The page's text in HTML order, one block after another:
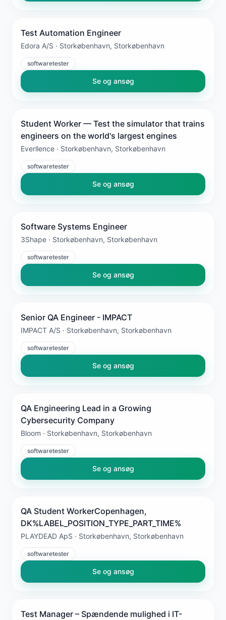
Test Automation Engineer
Edora A/S · Storkøbenhavn, Storkøbenhavn
softwaretester
Se og ansøg
Student Worker — Test the simulator that trains
engineers on the world's largest engines
Everllence · Storkøbenhavn, Storkøbenhavn
softwaretester
Se og ansøg
Software Systems Engineer
3Shape · Storkøbenhavn, Storkøbenhavn
softwaretester
Se og ansøg
Senior QA Engineer - IMPACT
IMPACT A/S · Storkøbenhavn, Storkøbenhavn
softwaretester
Se og ansøg
QA Engineering Lead in a Growing
Cybersecurity Company
Bloom · Storkøbenhavn, Storkøbenhavn
softwaretester
Se og ansøg
QA Student WorkerCopenhagen,
DK%LABEL_POSITION_TYPE_PART_TIME%
PLAYDEAD ApS · Storkøbenhavn, Storkøbenhavn
softwaretester
Se og ansøg
Test Manager – Spændende mulighed i IT-